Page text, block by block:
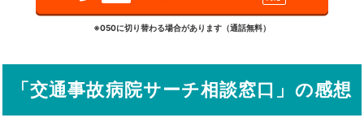
詳細条件で絞り込む
駅から探す 院名から探す
※050に切り替わる場合があります（通話無料）
「交通事故病院サーチ相談窓口」の感想